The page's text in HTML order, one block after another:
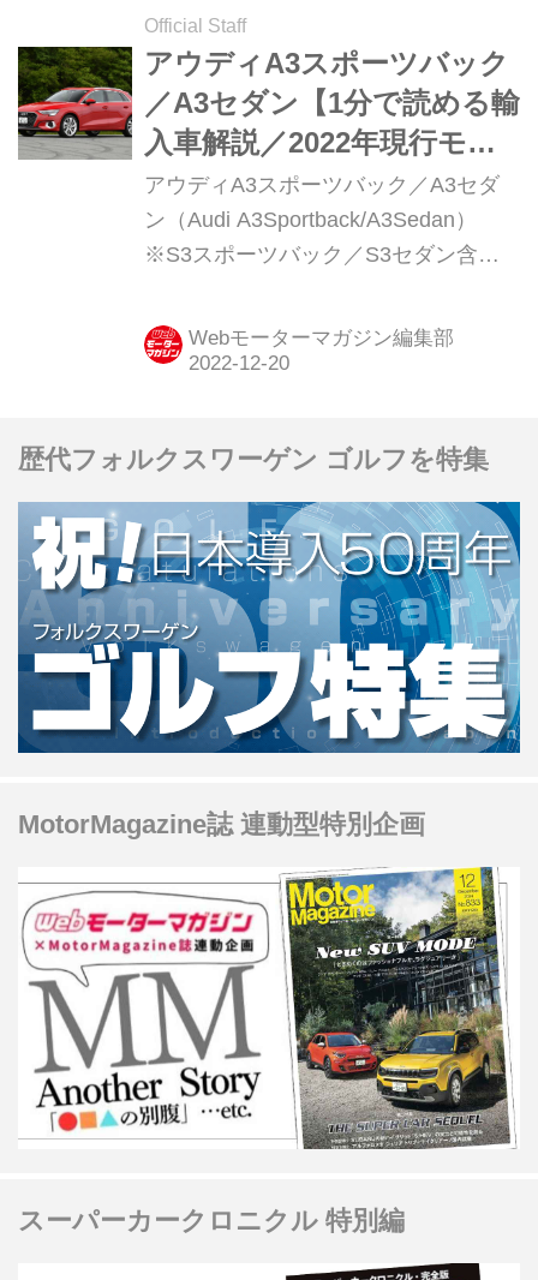
スされている。
Official Staff
アウディA3スポーツバック
／A3セダン【1分で読める輸
入車解説／2022年現行モデ
ル】
アウディA3スポーツバック／A3セダ
ン（Audi A3Sportback/A3Sedan）
※S3スポーツバック／S3セダン含む
両価格帯：332万円〜693万円
Webモーターマガジン編集部
歴代フォルクスワーゲン ゴルフを特集
MotorMagazine誌 連動型特別企画
スーパーカークロニクル 特別編